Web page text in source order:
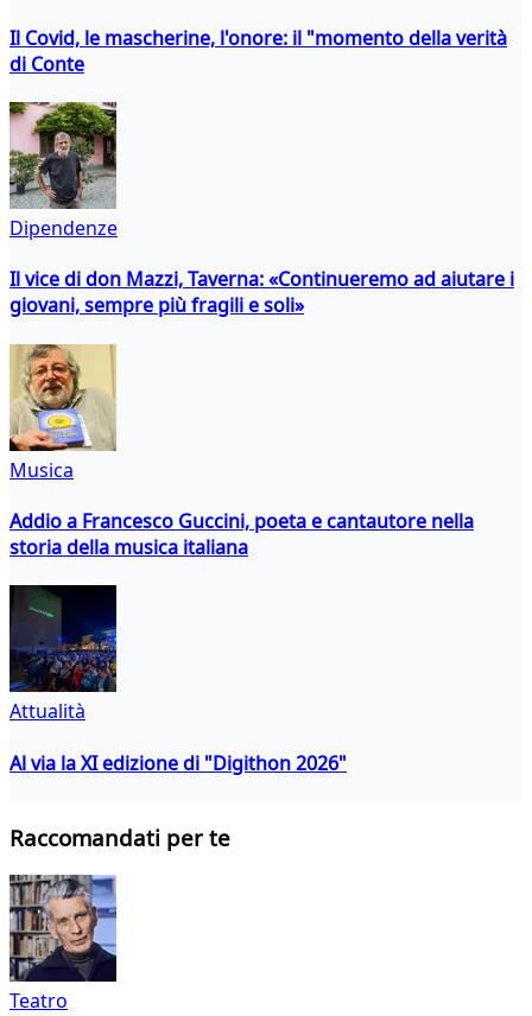
Il Covid, le mascherine, l'onore: il "momento della verità
di Conte
Dipendenze
Il vice di don Mazzi, Taverna: «Continueremo ad aiutare i
giovani, sempre più fragili e soli»
Musica
Addio a Francesco Guccini, poeta e cantautore nella
storia della musica italiana
Attualità
Al via la XI edizione di "Digithon 2026"
Raccomandati per te
Teatro